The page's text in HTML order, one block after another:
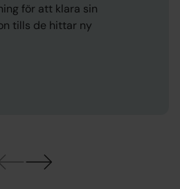
för att klara sin
tills de hittar ny